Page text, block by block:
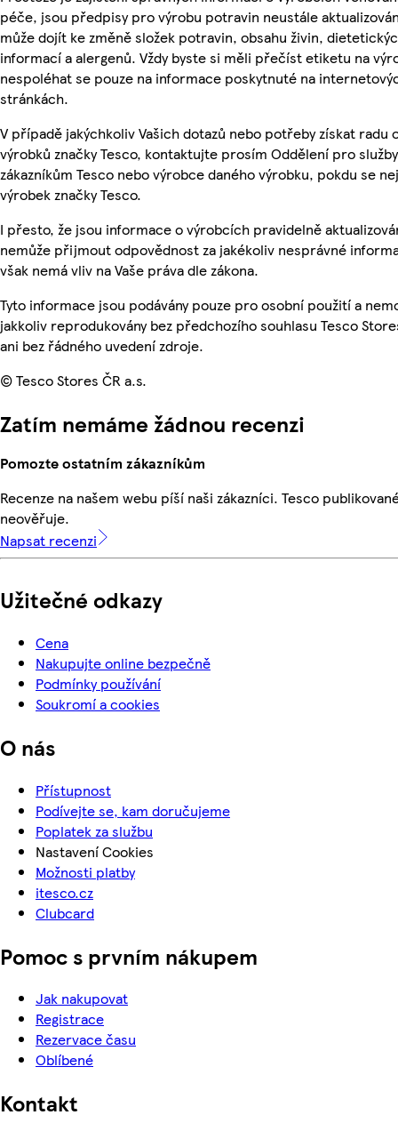
péče, jsou předpisy pro výrobu potravin neustále
může dojít ke změně složek potravin, obsahu živin,
informací a alergenů. Vždy byste si měli přečíst etiketu na
nespoléhat se pouze na informace poskytnuté na
stránkách.
V případě jakýchkoliv Vašich dotazů nebo potřeby získat radu
výrobků značky Tesco, kontaktujte prosím Oddělení pro služby
zákazníkům Tesco nebo výrobce daného výrobku, pokdu se
výrobek značky Tesco.
I přesto, že jsou informace o výrobcích pravidelně
nemůže přijmout odpovědnost za jakékoliv nesprávné
však nemá vliv na Vaše práva dle zákona.
Tyto informace jsou podávány pouze pro osobní použití a
jakkoliv reprodukovány bez předchozího souhlasu Tesco
ani bez řádného uvedení zdroje.
© Tesco Stores ČR a.s.
Zatím nemáme žádnou recenzi
Pomozte ostatním zákazníkům
Recenze na našem webu píší naši zákazníci. Tesco
neověřuje.
Napsat recenzi
Užitečné odkazy
Cena
Nakupujte online bezpečně
Podmínky používání
Soukromí a cookies
O nás
Přístupnost
Podívejte se, kam doručujeme
Poplatek za službu
Nastavení Cookies
Možnosti platby
itesco.cz
Clubcard
Pomoc s prvním nákupem
Jak nakupovat
Registrace
Rezervace času
Oblíbené
Kontakt